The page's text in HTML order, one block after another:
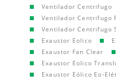
Ventilador Centrifugo
Ventilador Centrifugo
Ventilador Centrifugo
Exaustor Eolico
Exaustor Fan Clear
Exaustor Eolico
Exaustor Eólico Eo-